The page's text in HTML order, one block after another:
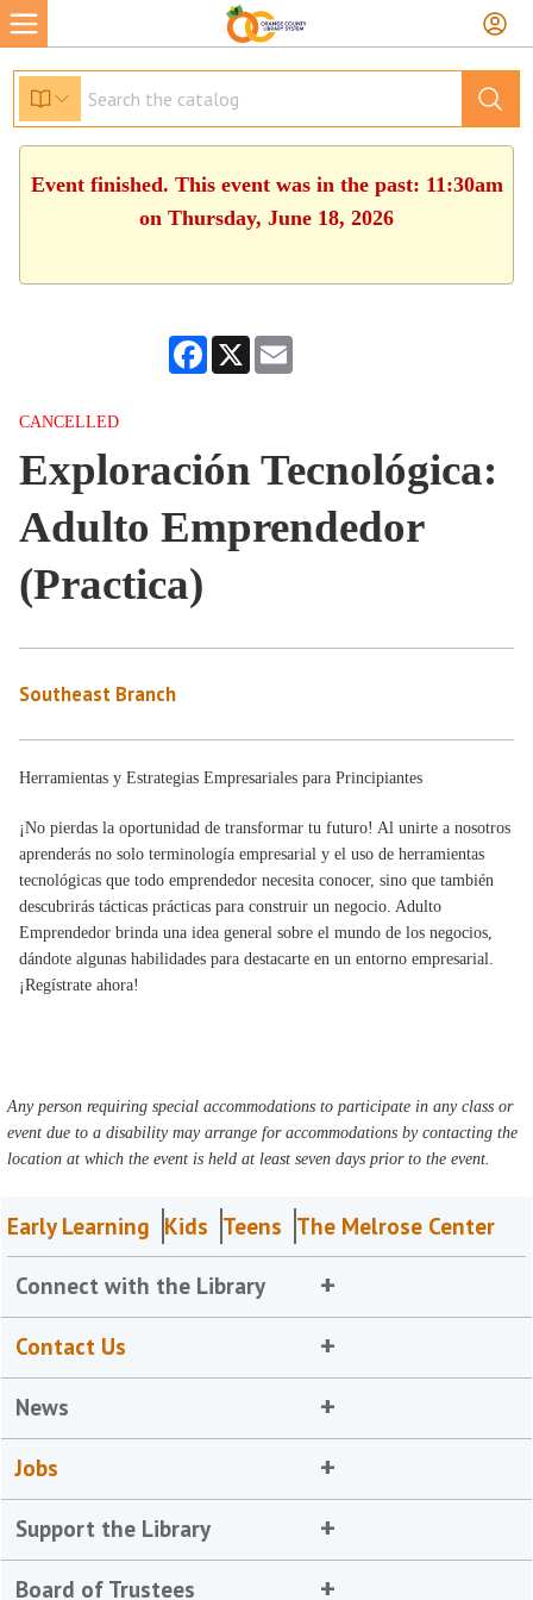
Event finished. This event was in the past: 11:30am
on Thursday, June 18, 2026
Facebook
X
CANCELLED
Exploración Tecnológica:
Adulto Emprendedor
(Practica)
Southeast Branch
Herramientas y Estrategias Empresariales para Principiantes
¡No pierdas la oportunidad de transformar tu futuro! Al unirte a nosotros
aprenderás no solo terminología empresarial y el uso de herramientas
tecnológicas que todo emprendedor necesita conocer, sino que también
descubrirás tácticas prácticas para construir un negocio. Adulto
Emprendedor brinda una idea general sobre el mundo de los negocios,
dándote algunas habilidades para destacarte en un entorno empresarial.
¡Regístrate ahora!
Any person requiring special accommodations to participate in any class or
event due to a disability may arrange for accommodations by contacting the
location at which the event is held at least seven days prior to the event.
Early Learning Kids Teens The Melrose Center
Connect with the Library
Contact Us
News
Jobs
Support the Library
Board of Trustees